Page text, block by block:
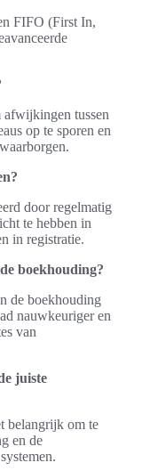
FIFO (First In,
afwijkingen tussen
op te sporen en
door regelmatig
te hebben in
in registratie.
boekhouding?
de boekhouding
nauwkeuriger en
van
juiste
belangrijk om te
en de